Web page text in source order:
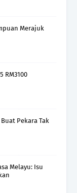
Merajuk
RM3100
Pekara Tak
Melayu: Isu